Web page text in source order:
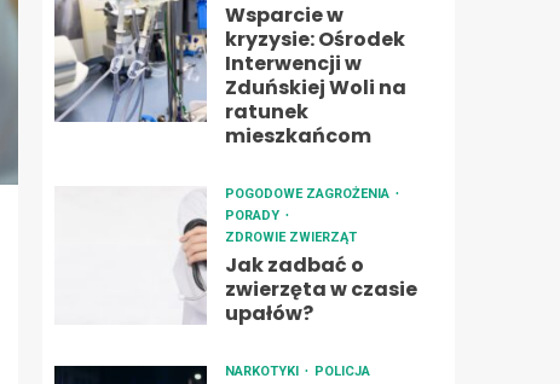
Wsparcie w
kryzysie: Ośrodek
Interwencji w
Zduńskiej Woli na
ratunek
mieszkańcom
POGODOWE ZAGROŻENIA
PORADY
ZDROWIE ZWIERZĄT
Jak zadbać o
zwierzęta w czasie
upałów?
NARKOTYKI POLICJA